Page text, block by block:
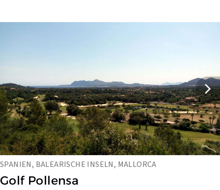
SPANIEN, BALEARISCHE INSELN, MALLORCA
Golf Pollensa